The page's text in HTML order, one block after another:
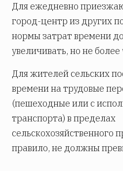
Для ежедневно
город-центр из других
нормы затрат времени
увеличивать, но не
Для жителей сельских
времени на трудовые
(пешеходные или с
транспорта) в пределах
сельскохозяйственного
правило, не должны